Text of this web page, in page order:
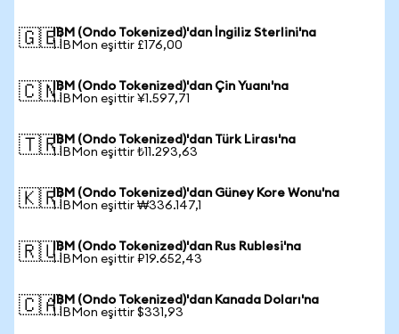
🇬🇧IBM (Ondo Tokenized)'dan İngiliz Sterlini'na
1 IBMon eşittir £176,00
🇨🇳IBM (Ondo Tokenized)'dan Çin Yuanı'na
1 IBMon eşittir ¥1.597,71
🇹🇷IBM (Ondo Tokenized)'dan Türk Lirası'na
1 IBMon eşittir ₺11.293,63
🇰🇷IBM (Ondo Tokenized)'dan Güney Kore Wonu'na
1 IBMon eşittir ₩336.147,1
🇷🇺IBM (Ondo Tokenized)'dan Rus Rublesi'na
1 IBMon eşittir ₽19.652,43
🇨🇦IBM (Ondo Tokenized)'dan Kanada Doları'na
1 IBMon eşittir $331,93